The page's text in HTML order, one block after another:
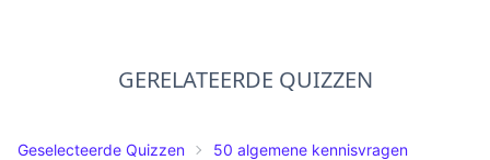
GERELATEERDE QUIZZEN
Geselecteerde Quizzen 50 algemene kennisvragen